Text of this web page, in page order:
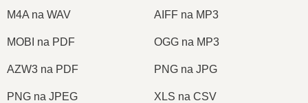
M4A na WAV AIFF na MP3
MOBI na PDF OGG na MP3
AZW3 na PDF PNG na JPG
PNG na JPEG XLS na CSV